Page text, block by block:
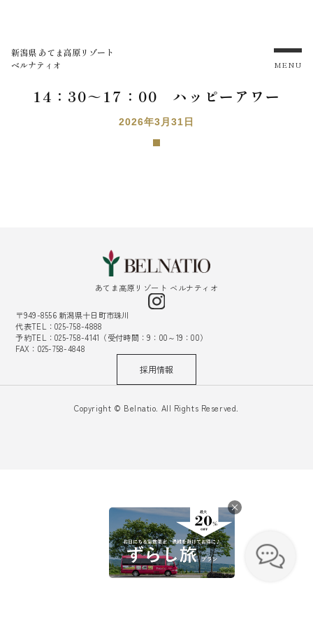
新潟県 あてま高原リゾート
ベルナティオ
MENU
14：30～17：00 ハッピーアワー
2026年3月31日
あてま高原リゾート ベルナティオ
〒949-8556 新潟県十日町市珠川
代表TEL：025-758-4888
予約TEL：025-758-4141（受付時間：9：00～19：00）
FAX：025-758-4848
採用情報
Copyright © Belnatio. All Rights Reserved.